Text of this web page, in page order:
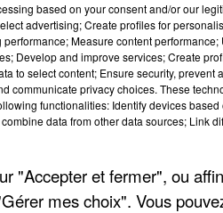
s'est produite entre deux
based on your consent and/or our
advertising; Create profiles for
Measure content
Develop and improve services; Create
to select content; Ensure security, prevent
communicate privacy choices. These
functionalities: Identify devices
data from other data sources; Link
"Accepter et fermer", ou
mes choix". Vous